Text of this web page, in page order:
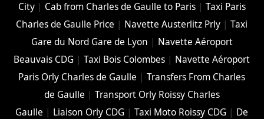
City| Cab from Charles de Gaulle to Paris| Taxi Paris
Charles de Gaulle Price | Navette Austerlitz Prly |Taxi
Gare du Nord Gare de Lyon | Navette Aéroport
Beauvais CDG |Taxi Bois Colombes | Navette Aéroport
Paris Orly Charles de Gaulle |Transfers From Charles
de Gaulle | Transport Orly Roissy Charles
Gaulle | Liaison Orly CDG |Taxi Moto Roissy CDG | De